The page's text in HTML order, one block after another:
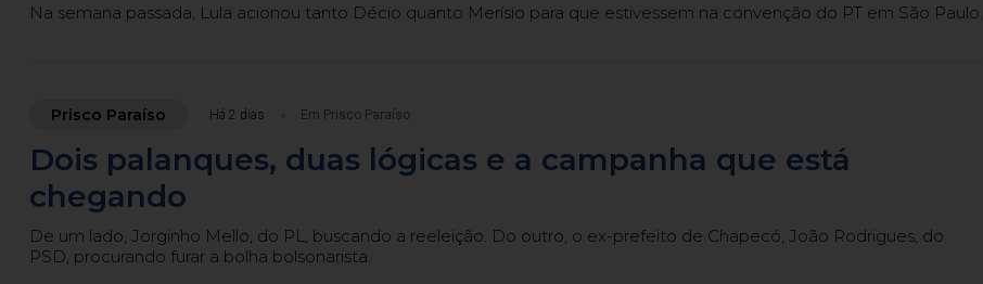
Na semana passada, Lula acionou tanto Décio quanto Merísio para que estivessem na convenção do PT em São Paulo.
Prisco Paraíso Há 2 dias Em Prisco Paraíso
Dois palanques, duas lógicas e a campanha que está
chegando
De um lado, Jorginho Mello, do PL, buscando a reeleição. Do outro, o ex-prefeito de Chapecó, João Rodrigues, do
PSD, procurando furar a bolha bolsonarista.